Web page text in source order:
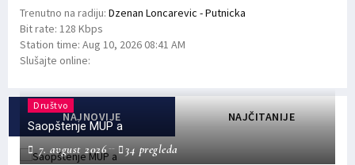
Trenutno na radiju: Dzenan Loncarevic - Putnicka
Bit rate: 128 Kbps
Station time: Aug 10, 2026 08:41 AM
Slušajte online:
NAJNOVIJE NAJČITANIJE
Društvo
Saopštenje MUP a
7. avgust 2026
34 pregleda